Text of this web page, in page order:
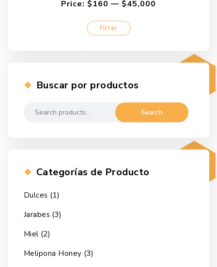
Filter
Price: $160 — $45,000
Buscar por productos
Search
Search
Categorías de Producto
Dulces (1)
Jarabes (3)
Miel (2)
Melipona Honey (3)